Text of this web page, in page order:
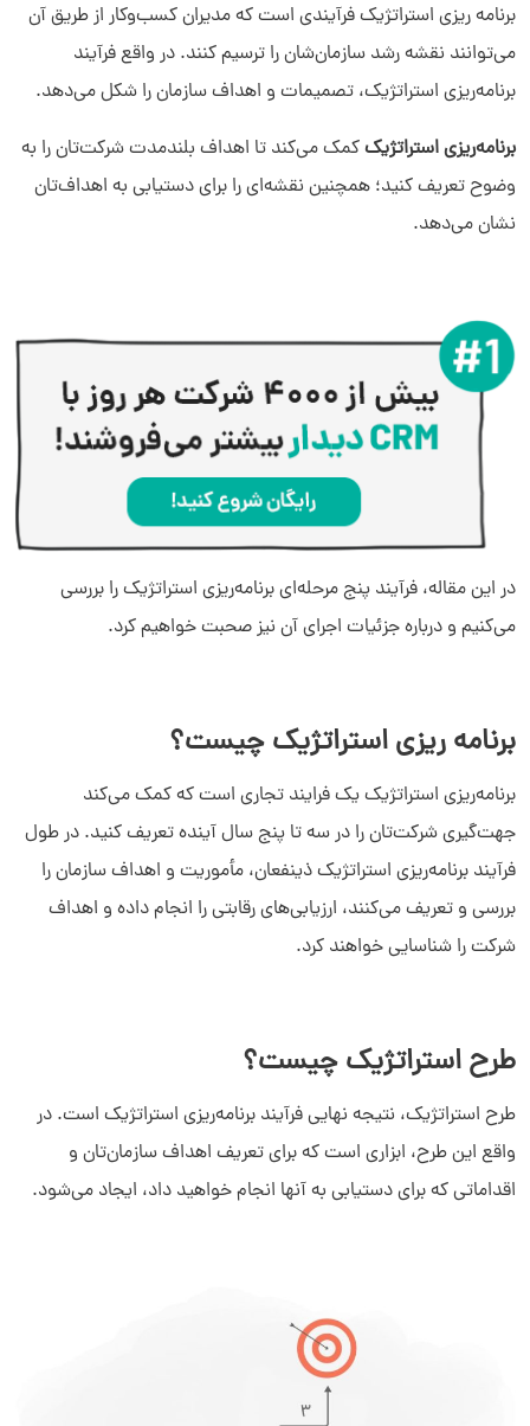
طرح استراتژیک چیست؟
برنامه‌ریزی استراتژیک چه مزایایی دارد؟
قابلیت‌های نرم افزار CRM
مدیریت پروژه با نرم افزار CRM
برنامه ‌ریزی استراتژیک فرآیندی است که مدیران کسب‌وکار از طریق آن
می‌توانند نقشه رشد سازمان‌شان را ترسیم کنند. در واقع فرآیند
برنامه‌ریزی استراتژیک، تصمیمات و اهداف سازمان‌ را شکل می‌دهد.
برنامه‌ریزی استراتژیککمک می‌کند تا اهداف بلندمدت شرکت‌تان را به
وضوح تعریف کنید؛ همچنین نقشه‌ای را برای دستیابی به اهداف‌تان
نشان می‌دهد.
در این مقاله، فرآیند پنج مرحله‌ای برنامه‌‌ریزی استراتژیک را بررسی
می‌کنیم و درباره جزئیات اجرای آن نیز صحبت خواهیم کرد.
برنامه ‌ریزی استراتژیک چیست؟
برنامه‌ریزی استراتژیک یک فرایند تجاری است که کمک می‌کند
جهت‌گیری شرکت‌تان را در سه تا پنج سال آینده تعریف کنید. در طول
فرآیند برنامه‌ریزی استراتژیک ذینفعان، مأموریت و اهداف سازمان را
بررسی و تعریف می‌کنند، ارزیابی‌های رقابتی را انجام داده و اهداف
شرکت را شناسایی خواهند کرد.
طرح استراتژیک چیست؟
طرح استراتژیک، نتیجه نهایی فرآیند برنامه‌ریزی استراتژیک است. در
واقع این طرح، ابزاری است که برای تعریف اهداف سازمان‌تان و
اقداماتی که برای دستیابی به آنها انجام خواهید داد، ایجاد می‌شود.